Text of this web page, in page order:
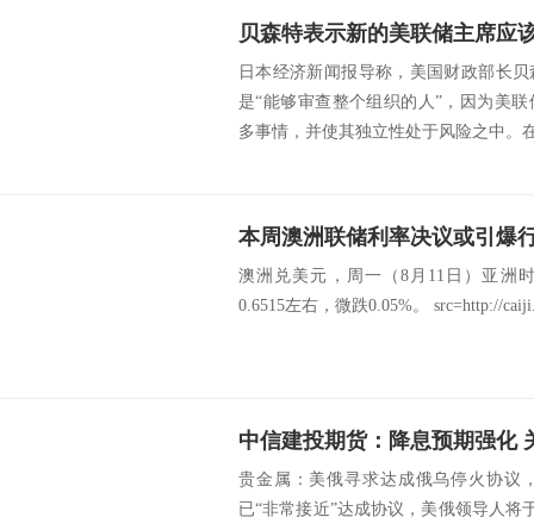
日本经济新闻报导称，美国财政部长
是“能够审查整个组织的人”，因为美
多事情，并使其独立性处于风险之中。
澳洲兑美元，周一（8月11日）亚洲
0.6515左右，微跌0.05%。 src=http://
中信建投期货：降息预期强化
贵金属：美俄寻求达成俄乌停火协议
已“非常接近”达成协议，美俄领导人将